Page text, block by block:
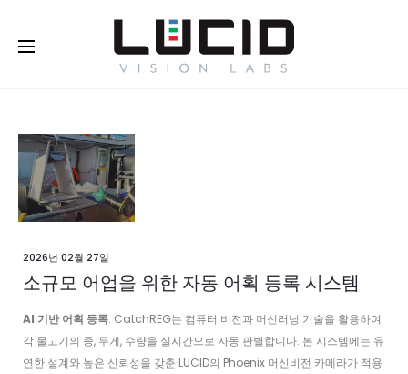
2026년 02월 27일
소규모 어업을 위한 자동 어획 등록 시스템
AI 기반 어획 등록: CatchREG는 컴퓨터 비전과 머신러닝 기술을 활용하여
각 물고기의 종, 무게, 수량을 실시간으로 자동 판별합니다. 본 시스템에는 유
연한 설계와 높은 신뢰성을 갖춘 LUCID의 Phoenix 머신비전 카메라가 적용